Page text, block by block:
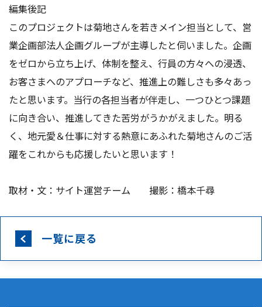
編集後記
このプロジェクトは菊地さんを若きメイン担当として、営
業企画部法人企画グループが主導したと伺いました。企画
をゼロから立ち上げ、体制を整え、行員の方々への浸透、
お客さまへのアプローチなど、推進上の難しさも多々あっ
たと思います。当行の各担当者が伴走し、一つひとつ課題
に向き合い、推進してきた苦労がうかがえました。明る
く、地元愛＆仕事に対する熱意にあふれた菊地さんのご活
躍をこれからも応援したいと思います！
取材・文：サイト運営チーム 撮影：橋本千尋
一覧に戻る